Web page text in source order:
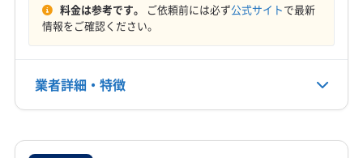
定休日
なし
非公開
料金は参考です。 ご依頼前には必ず公式サイトで最新
情報をご確認ください。
業者詳細・特徴